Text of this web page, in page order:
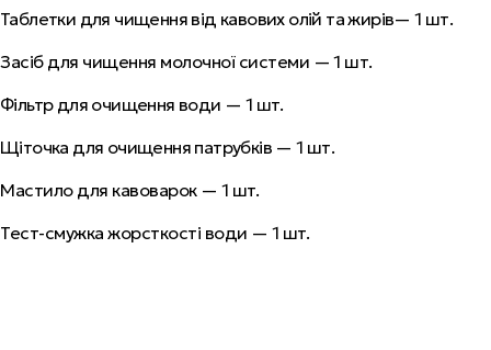
Таблетки для чищення від кавових олій та жирів— 1 шт.
Засіб для чищення молочної системи — 1 шт.
Фільтр для очищення води — 1 шт.
Щіточка для очищення патрубків — 1 шт.
Мастило для кавоварок — 1 шт.
Тест-смужка жорсткості води — 1 шт.